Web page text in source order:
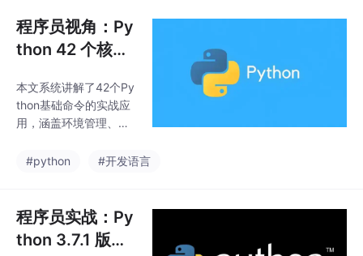
实现，为
和状态记忆三大核心技
术。本文通过实战代码
解析AIAgent的技术内
示了其在客服场景的自
主决策能力，以及如何
使用LangGraph、Crew
级解决方案。同时针对
R
程序员视角：Py
thon 42 个核心
（附可编辑代码
示例）
本文系统讲解了42个Py
thon基础命令的实战应
用，涵盖环境管理、包
开发场景。重点包括：
p的版本控制与源配置
技巧；3）pdb调试器与
性能分析工具（cProfil
#python #开发语言
程序员实战：Py
thon 3.7.1 版本